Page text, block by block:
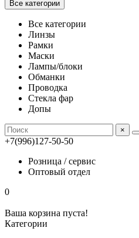
Все категории
Все категории
Линзы
Рамки
Маски
Лампы/блоки
Обманки
Проводка
Стекла фар
Допы
×
+7(996)127-50-50
Розница / сервис
Оптовый отдел
0
Ваша корзина пуста!
Категории